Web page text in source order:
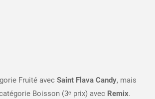
Fruité avec Saint Flava Candy, mais
Boisson (3ᵉ prix) avec Remix.